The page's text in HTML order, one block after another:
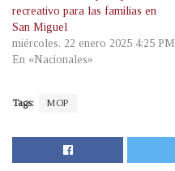
recreativo para las familias en
San Miguel
miércoles, 22 enero 2025 4:25 PM
En «Nacionales»
Tags: MOP